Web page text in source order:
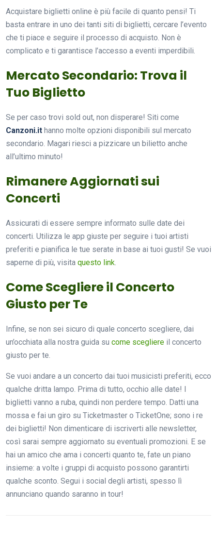
Acquistare biglietti online è più facile di quanto pensi! Ti
basta entrare in uno dei tanti siti di biglietti, cercare l’evento
che ti piace e seguire il processo di acquisto. Non è
complicato e ti garantisce l’accesso a eventi imperdibili.
Mercato Secondario: Trova il
Tuo Biglietto
Se per caso trovi sold out, non disperare! Siti come
Canzoni.it hanno molte opzioni disponibili sul mercato
secondario. Magari riesci a pizzicare un bilietto anche
all’ultimo minuto!
Rimanere Aggiornati sui
Concerti
Assicurati di essere sempre informato sulle date dei
concerti. Utilizza le app giuste per seguire i tuoi artisti
preferiti e pianifica le tue serate in base ai tuoi gusti! Se vuoi
saperne di più, visita questo link.
Come Scegliere il Concerto
Giusto per Te
Infine, se non sei sicuro di quale concerto scegliere, dai
un’occhiata alla nostra guida su come scegliere il concerto
giusto per te.
Se vuoi andare a un concerto dai tuoi musicisti preferiti, ecco
qualche dritta lampo. Prima di tutto, occhio alle date! I
biglietti vanno a ruba, quindi non perdere tempo. Datti una
mossa e fai un giro su Ticketmaster o TicketOne; sono i re
dei biglietti! Non dimenticare di iscriverti alle newsletter,
così sarai sempre aggiornato su eventuali promozioni. E se
hai un amico che ama i concerti quanto te, fate un piano
insieme: a volte i gruppi di acquisto possono garantirti
qualche sconto. Segui i social degli artisti, spesso lì
annunciano quando saranno in tour!